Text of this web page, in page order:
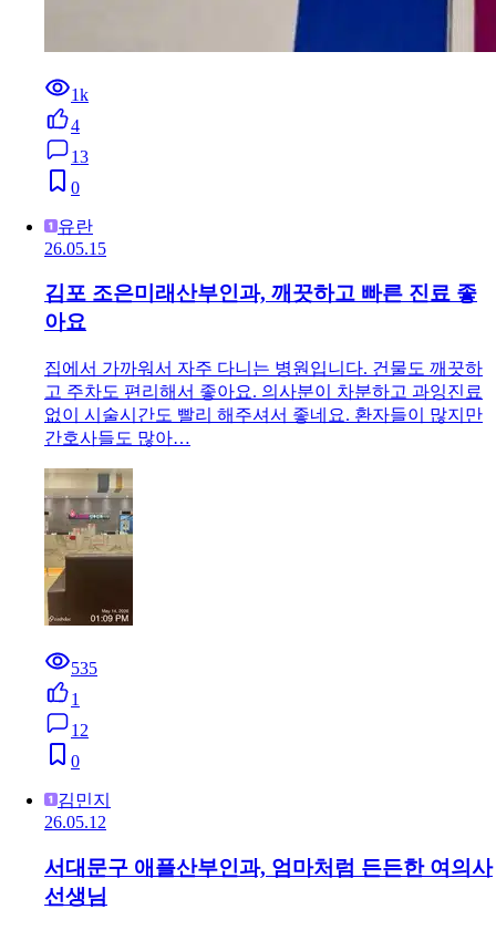
1k
4
13
0
유란
26.05.15
김포 조은미래산부인과, 깨끗하고 빠른 진료 좋
아요
집에서 가까워서 자주 다니는 병원입니다. 건물도 깨끗하
고 주차도 편리해서 좋아요. 의사분이 차분하고 과잉진료
없이 시술시간도 빨리 해주셔서 좋네요. 환자들이 많지만
간호사들도 많아…
535
1
12
0
김민지
26.05.12
서대문구 애플산부인과, 엄마처럼 든든한 여의사
선생님